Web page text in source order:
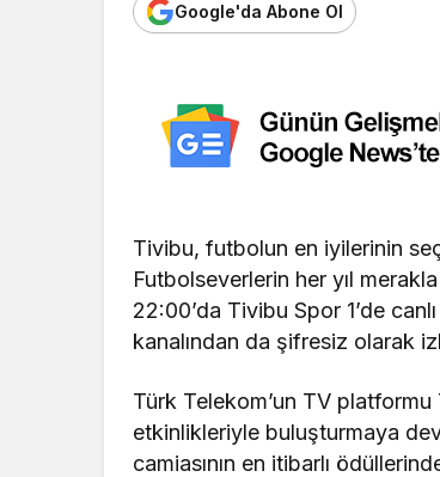
Google'da Abone Ol
Tivibu, futbolun en iyilerinin
Futbolseverlerin her yıl
22:00’da Tivibu Spor 1’de
kanalından da şifresiz olarak
Türk Telekom’un TV
etkinlikleriyle buluşturmaya
camiasının en itibarlı